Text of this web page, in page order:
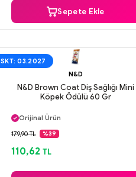
Sepete Ekle
SKT: 03.2027
N&D
N&D Brown Coat Diş Sağlığı Mini
Köpek Ödülü 60 Gr
Orijinal Ürün
Güvenli Ödeme
179,90 TL %39
110,62 TL